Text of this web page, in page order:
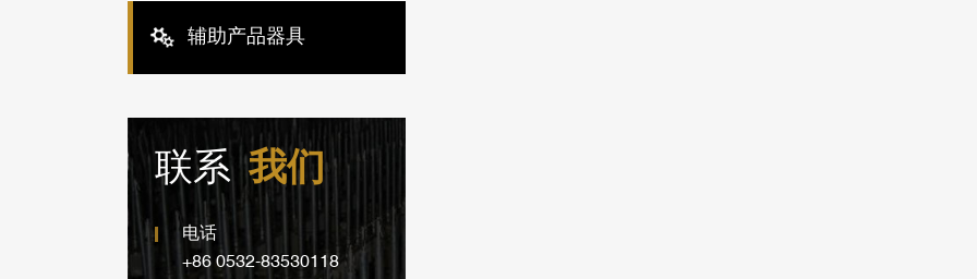
辅助产品器具
联系我们
电话
+86 0532-83530118